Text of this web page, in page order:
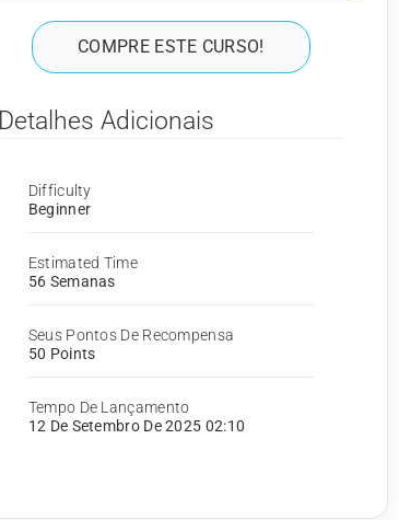
COMPRE ESTE CURSO!
Detalhes Adicionais
Difficulty
Beginner
Estimated Time
56 Semanas
Seus Pontos De Recompensa
50 Points
Tempo De Lançamento
12 De Setembro De 2025 02:10